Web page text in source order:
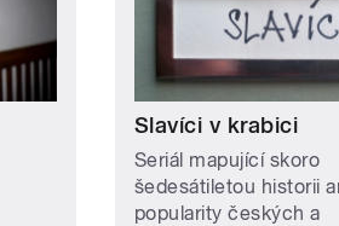
Slavíci v krabici
Seriál mapující skoro
šedesátiletou historii
popularity českých a